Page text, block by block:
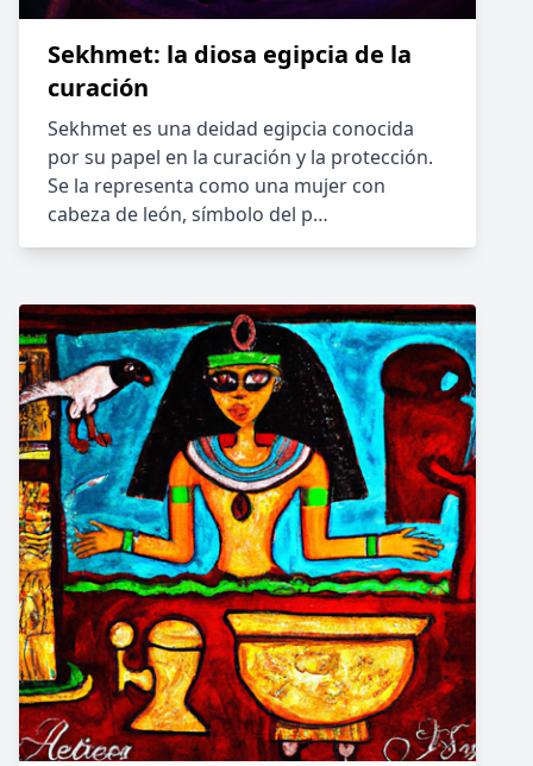
Sekhmet: la diosa egipcia de la
curación
Sekhmet es una deidad egipcia conocida
por su papel en la curación y la protección.
Se la representa como una mujer con
cabeza de león, símbolo del p…